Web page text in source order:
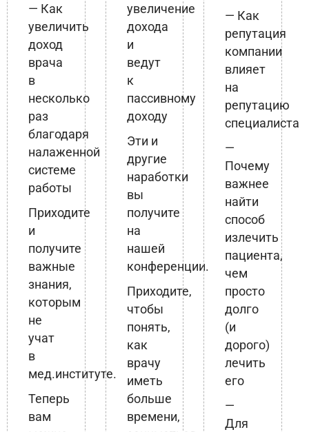
— Как
увеличить
доход
врача
в
несколько
раз
благодаря
налаженной
системе
работы
Приходите
и
получите
важные
знания,
которым
не
учат
в
мед.институте.
Теперь
вам
увеличение
дохода
и
ведут
к
пассивному
доходу
Эти и
другие
наработки
вы
получите
на
нашей
конференции.
Приходите,
чтобы
понять,
как
врачу
иметь
больше
времени,
— Как
репутация
компании
влияет
на
репутацию
специалиста
—
Почему
важнее
найти
способ
излечить
пациента,
чем
просто
долго
(и
дорого)
лечить
его
—
Для